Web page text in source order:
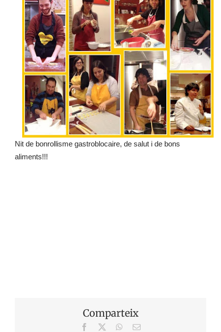
Nit de bonrollisme gastroblocaire, de salut i de bons
aliments!!!
Comparteix
Facebook WhatsApp